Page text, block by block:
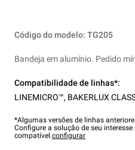
Código do modelo: TG205
Bandeja em alumínio. Pedido
Compatibilidade de linhas*:
LINEMICRO™, BAKERLUX
*Algumas versões de linhas
Configure a solução de seu
compatível.configurar